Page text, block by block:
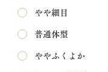
やや細目
普通体型
ややふくよか